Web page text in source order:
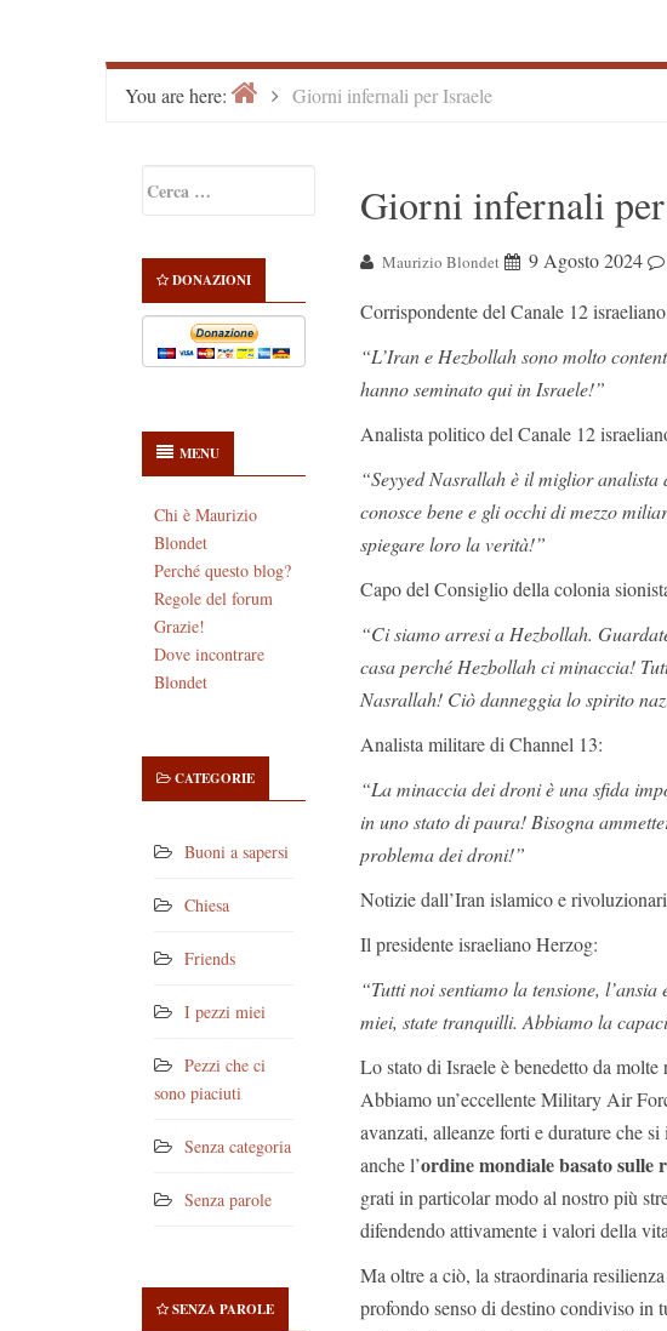
You are here: HomeGiorni infernali per Israele
Sidebar
per:
DONAZIONI
MENU
Chi è Maurizio
Blondet
Perché questo blog?
Regole del forum
Grazie!
Dove incontrare
Blondet
CATEGORIE
Buoni a sapersi
Chiesa
Friends
I pezzi miei
Pezzi che ci
sono piaciuti
Senza categoria
Senza parole
SENZA PAROLE
Giorni infernali
Maurizio Blondet
9 Agosto 2024
Corrispondente del Canale 12
“L’Iran e Hezbollah sono molto
hanno seminato qui in Israele!”
Analista politico del Canale 12
“Seyyed Nasrallah è il miglior
conosce bene e gli occhi di mezzo
spiegare loro la verità!”
Capo del Consiglio della colonia
“Ci siamo arresi a Hezbollah.
casa perché Hezbollah ci minaccia!
Nasrallah! Ciò danneggia lo spirito
Analista militare di Channel 13:
“La minaccia dei droni è una sfida
in uno stato di paura! Bisogna
problema dei droni!”
Notizie dall’Iran islamico e
Il presidente israeliano Herzog:
“Tutti noi sentiamo la tensione,
miei, state tranquilli. Abbiamo la
Lo stato di Israele è benedetto da
Abbiamo un’eccellente Military Air
avanzati, alleanze forti e durature che
anche l’ordine mondiale basato sulle
grati in particolar modo al nostro più
difendendo attivamente i valori della
Ma oltre a ciò, la straordinaria
profondo senso di destino condiviso in